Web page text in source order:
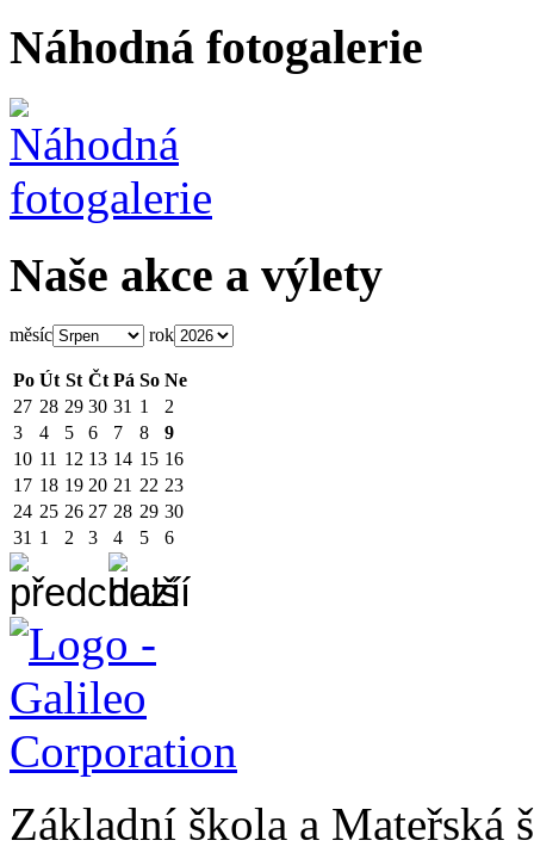
Náhodná fotogalerie
Naše akce a výlety
měsíc rok
Po Út St Čt Pá So Ne
27 28 29 30 31 1
2
3
4 5 6 7 8
9
10 11 12 13 14 15 16
17 18 19 20 21 22 23
24 25 26 27 28 29 30
31 1 2 3 4 5 6
Základní škola a